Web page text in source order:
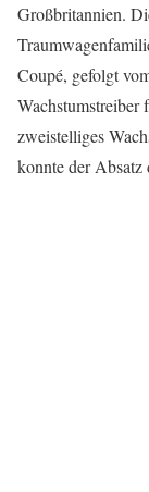
Großbritannien.
Coupé, gefolgt
Wachstumstreiber
zweistelliges
konnte der Absatz